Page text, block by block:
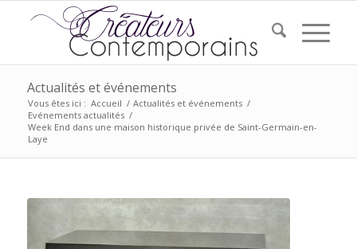
Actualités et événements
Vous êtes ici : Accueil / Actualités et événements /
Evénements actualités /
Week End dans une maison historique privée de Saint-Germain-en-
Laye